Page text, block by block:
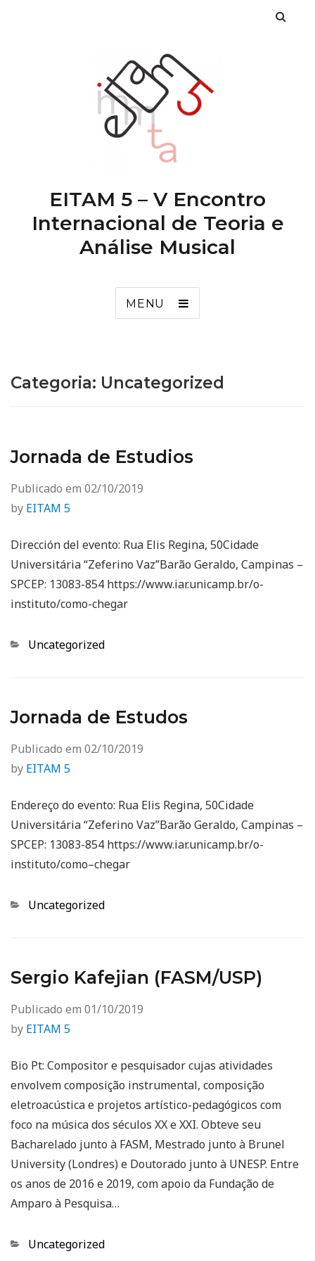
EITAM 5 – V Encontro
Internacional de Teoria e
Análise Musical
MENU
Categoria: Uncategorized
Jornada de Estudios
Publicado em 02/10/2019
by EITAM 5
Dirección del evento: Rua Elis Regina, 50Cidade
Universitária “Zeferino Vaz”Barão Geraldo, Campinas –
SPCEP: 13083-854 https://www.iar.unicamp.br/o-
instituto/como-chegar
Categorias
Uncategorized
Jornada de Estudos
Publicado em 02/10/2019
by EITAM 5
Endereço do evento: Rua Elis Regina, 50Cidade
Universitária “Zeferino Vaz”Barão Geraldo, Campinas –
SPCEP: 13083-854 https://www.iar.unicamp.br/o-
instituto/como–chegar
Categorias
Uncategorized
Sergio Kafejian (FASM/USP)
Publicado em 01/10/2019
by EITAM 5
Bio Pt: Compositor e pesquisador cujas atividades
envolvem composição instrumental, composição
eletroacústica e projetos artístico-pedagógicos com
foco na música dos séculos XX e XXI. Obteve seu
Bacharelado junto à FASM, Mestrado junto à Brunel
University (Londres) e Doutorado junto à UNESP. Entre
os anos de 2016 e 2019, com apoio da Fundação de
Amparo à Pesquisa…
Categorias
Uncategorized